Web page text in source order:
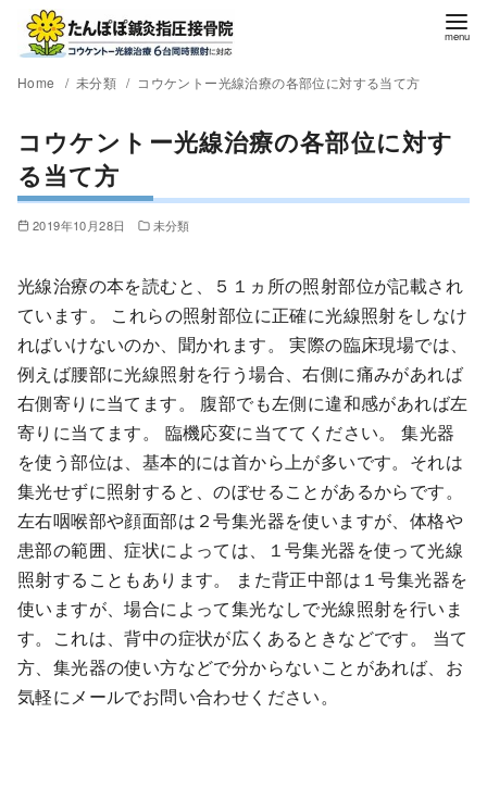
Home 未分類 コウケントー光線治療の各部位に対する当て方
コウケントー光線治療の各部位に対す
る当て方
2019年10月28日 未分類
光線治療の本を読むと、５１ヵ所の照射部位が記載され
ています。 これらの照射部位に正確に光線照射をしなけ
ればいけないのか、聞かれます。 実際の臨床現場では、
例えば腰部に光線照射を行う場合、右側に痛みがあれば
右側寄りに当てます。 腹部でも左側に違和感があれば左
寄りに当てます。 臨機応変に当ててください。 集光器
を使う部位は、基本的には首から上が多いです。それは
集光せずに照射すると、のぼせることがあるからです。
左右咽喉部や顔面部は２号集光器を使いますが、体格や
患部の範囲、症状によっては、１号集光器を使って光線
照射することもあります。 また背正中部は１号集光器を
使いますが、場合によって集光なしで光線照射を行いま
す。これは、背中の症状が広くあるときなどです。 当て
方、集光器の使い方などで分からないことがあれば、お
気軽にメールでお問い合わせください。